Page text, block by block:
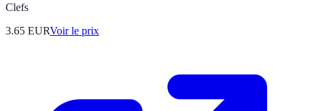
Clefs
3.65 EURVoir le prix